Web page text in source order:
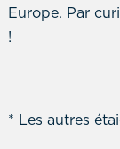
Europe. Par
!
* Les autres